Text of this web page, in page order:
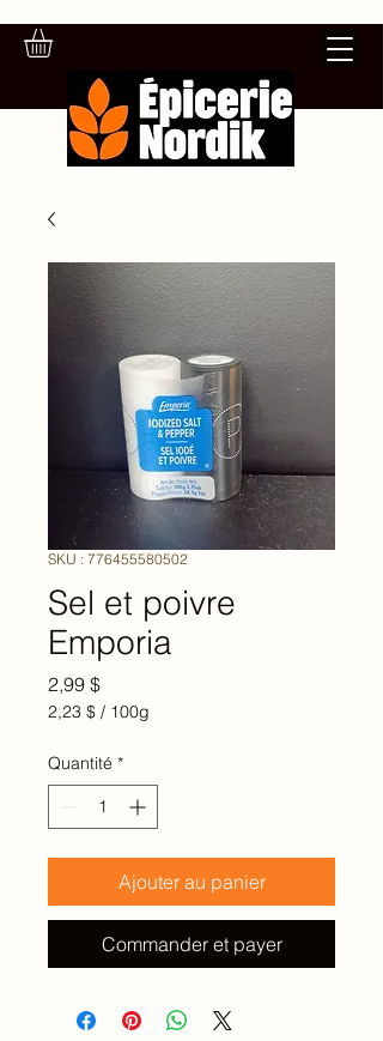
SKU : 776455580502
Sel et poivre
Emporia
2,99 $Prix
2,23 $ / 100g
pour
100
Grammes
Quantité *
Ajouter au panier
Commander et payer